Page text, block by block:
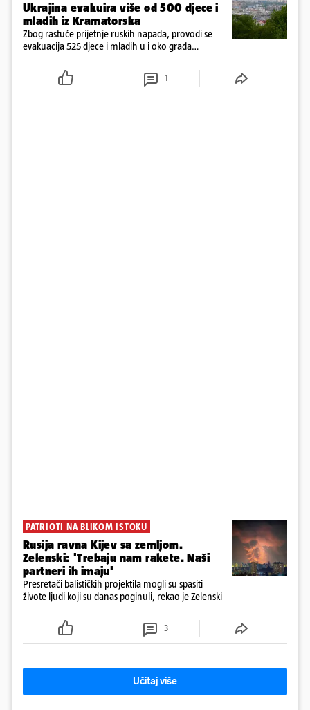
Ukrajina evakuira više od 500 djece i
mladih iz Kramatorska
Zbog rastuće prijetnje ruskih napada, provodi se
evakuacija 525 djece i mladih u i oko grada
1
PATRIOTI NA BLIKOM ISTOKU
Rusija ravna Kijev sa zemljom.
Zelenski: 'Trebaju nam rakete. Naši
partneri ih imaju'
Presretači balističkih projektila mogli su spasiti
živote ljudi koji su danas poginuli, rekao je Zelenski
3
Učitaj više